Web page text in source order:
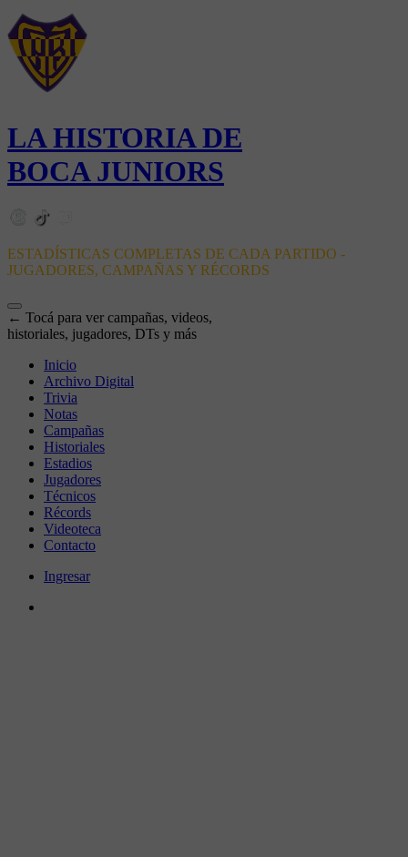
LA HISTORIA DE
BOCA JUNIORS
ESTADÍSTICAS COMPLETAS DE CADA PARTIDO -
JUGADORES, CAMPAÑAS Y RÉCORDS
← Tocá para ver campañas, videos,
historiales, jugadores, DTs y más
Inicio
Archivo Digital
Trivia
Notas
Campañas
Historiales
Estadios
Jugadores
Técnicos
Récords
Videoteca
Contacto
Ingresar